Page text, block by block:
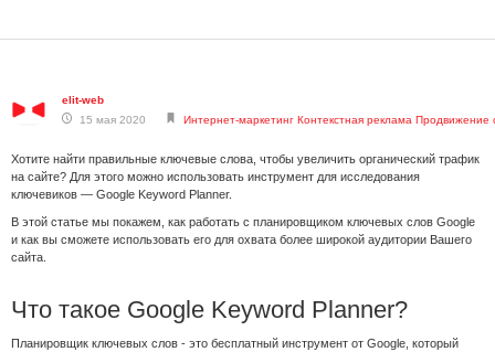
elit-web
15 мая 2020
Интернет-маркетинг Контекстная реклама Продвижение
Хотите найти правильные ключевые слова, чтобы увеличить органический трафик
на сайте? Для этого можно использовать инструмент для исследования
ключевиков — Google Keyword Planner.
В этой статье мы покажем, как работать с планировщиком ключевых слов Google
и как вы сможете использовать его для охвата более широкой аудитории Вашего
сайта.
Что такое Google Keyword Planner?
Планировщик ключевых слов - это бесплатный инструмент от Google, который